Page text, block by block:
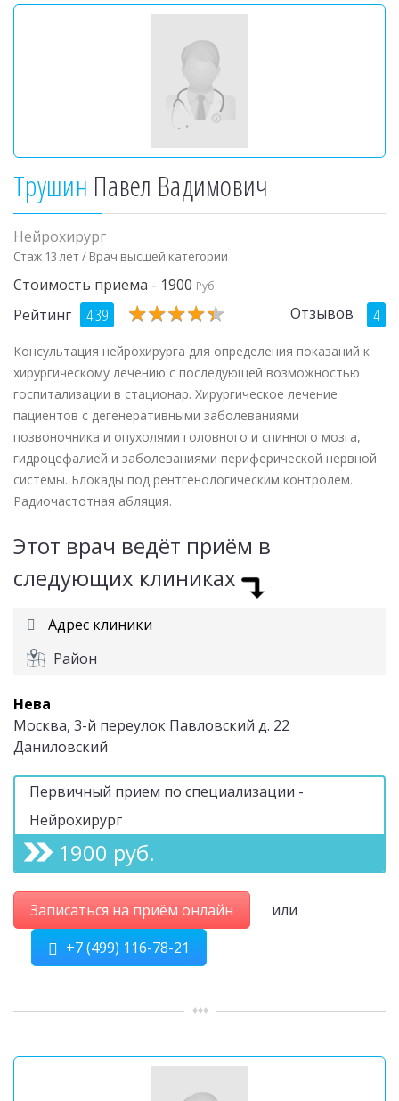
Трушин Павел Вадимович
Нейрохирург
Стаж 13 лет / Врач высшей категории
Стоимость приема - 1900 Руб
Рейтинг 4.39 ★★★★★
★★★★★ Отзывов 4
Консультация нейрохирурга для определения показаний к
хирургическому лечению с последующей возможностью
госпитализации в стационар. Хирургическое лечение
пациентов с дегенеративными заболеваниями
позвоночника и опухолями головного и спинного мозга,
гидроцефалией и заболеваниями периферической нервной
системы. Блокады под рентгенологическим контролем.
Радиочастотная абляция.
Этот врач ведёт приём в
следующих клиниках
Адрес клиники
Район
Нева
Москва, 3-й переулок Павловский д. 22
Даниловский
Первичный прием по специализации -
Нейрохирург
1900 руб.
Записаться на приём онлайн
или
+7 (499) 116-78-21